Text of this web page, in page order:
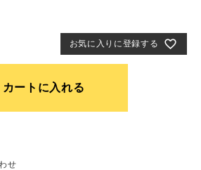
お気に入りに登録する
カートに入れる
せ